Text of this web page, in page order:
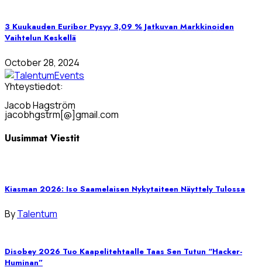
3 Kuukauden Euribor Pysyy 3,09 % Jatkuvan Markkinoiden
Vaihtelun Keskellä
October 28, 2024
Yhteystiedot:
Jacob Hagström
jacobhgstrm[@]gmail.com
Uusimmat Viestit
Kiasman 2026: Iso Saamelaisen Nykytaiteen Näyttely Tulossa
ByTalentum
Disobey 2026 Tuo Kaapelitehtaalle Taas Sen Tutun “Hacker-
Huminan”